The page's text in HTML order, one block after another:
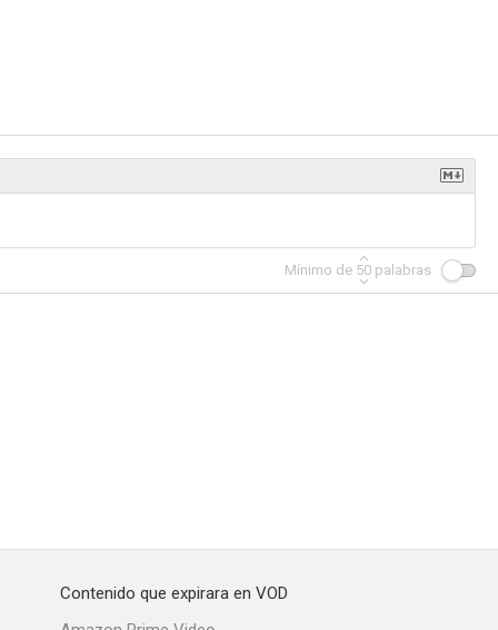
Mínimo de 50 palabras
Contenido que expirara en VOD